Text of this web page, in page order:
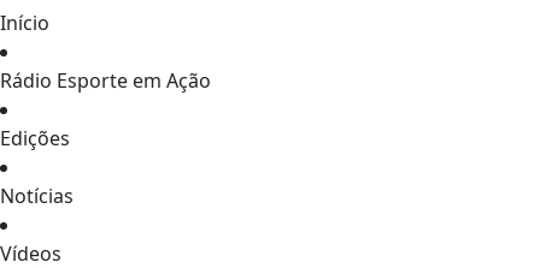
Início
Rádio Esporte em Ação
Edições
Notícias
Vídeos